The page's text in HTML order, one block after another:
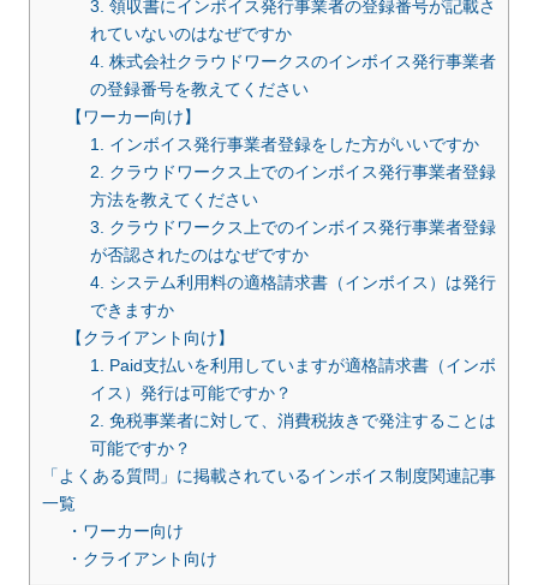
3. 領収書にインボイス発行事業者の登録番号が記載さ
れていないのはなぜですか
4. 株式会社クラウドワークスのインボイス発行事業者
の登録番号を教えてください
【ワーカー向け】
1. インボイス発行事業者登録をした方がいいですか
2. クラウドワークス上でのインボイス発行事業者登録
方法を教えてください
3. クラウドワークス上でのインボイス発行事業者登録
が否認されたのはなぜですか
4. システム利用料の適格請求書（インボイス）は発行
できますか
【クライアント向け】
1. Paid支払いを利用していますが適格請求書（インボ
イス）発行は可能ですか？
2. 免税事業者に対して、消費税抜きで発注することは
可能ですか？
「よくある質問」に掲載されているインボイス制度関連記事
一覧
・ワーカー向け
・クライアント向け